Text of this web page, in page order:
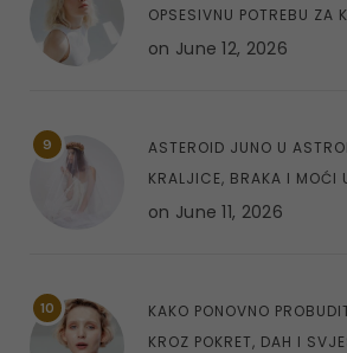
OPSESIVNU POTREBU ZA
on June 12, 2026
9
ASTEROID JUNO U
KRALJICE, BRAKA I MOĆI
on June 11, 2026
10
KAKO PONOVNO
KROZ POKRET, DAH I